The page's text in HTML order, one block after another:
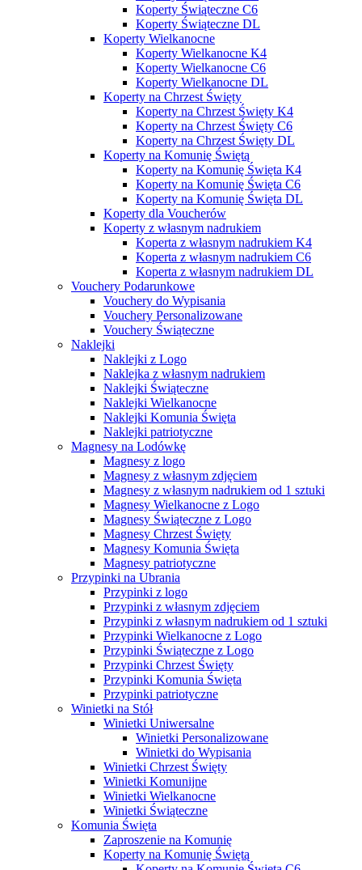
Koperty Świąteczne C6
Koperty Świąteczne DL
Koperty Wielkanocne
Koperty Wielkanocne K4
Koperty Wielkanocne C6
Koperty Wielkanocne DL
Koperty na Chrzest Święty
Koperty na Chrzest Święty K4
Koperty na Chrzest Święty C6
Koperty na Chrzest Święty DL
Koperty na Komunię Świętą
Koperty na Komunię Święta K4
Koperty na Komunię Święta C6
Koperty na Komunię Święta DL
Koperty dla Voucherów
Koperty z własnym nadrukiem
Koperta z własnym nadrukiem K4
Koperta z własnym nadrukiem C6
Koperta z własnym nadrukiem DL
Vouchery Podarunkowe
Vouchery do Wypisania
Vouchery Personalizowane
Vouchery Świąteczne
Naklejki
Naklejki z Logo
Naklejka z własnym nadrukiem
Naklejki Świąteczne
Naklejki Wielkanocne
Naklejki Komunia Święta
Naklejki patriotyczne
Magnesy na Lodówkę
Magnesy z logo
Magnesy z własnym zdjęciem
Magnesy z własnym nadrukiem od 1 sztuki
Magnesy Wielkanocne z Logo
Magnesy Świąteczne z Logo
Magnesy Chrzest Święty
Magnesy Komunia Święta
Magnesy patriotyczne
Przypinki na Ubrania
Przypinki z logo
Przypinki z własnym zdjęciem
Przypinki z własnym nadrukiem od 1 sztuki
Przypinki Wielkanocne z Logo
Przypinki Świąteczne z Logo
Przypinki Chrzest Święty
Przypinki Komunia Święta
Przypinki patriotyczne
Winietki na Stół
Winietki Uniwersalne
Winietki Personalizowane
Winietki do Wypisania
Winietki Chrzest Święty
Winietki Komunijne
Winietki Wielkanocne
Winietki Świąteczne
Komunia Święta
Zaproszenie na Komunię
Koperty na Komunię Świętą